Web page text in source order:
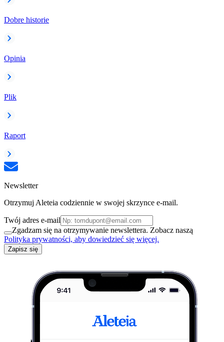
Dobre historie
Opinia
Plik
Raport
Newsletter
Otrzymuj Aleteia codziennie w swojej skrzynce e-mail.
Twój adres e-mail
Zgadzam się na otrzymywanie newslettera. Zobacz naszą
Polityka prywatności, aby dowiedzieć się więcej.
Zapisz się